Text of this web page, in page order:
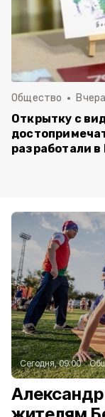
Общество
Открытку с
разработали в
Сегодня, 09:00